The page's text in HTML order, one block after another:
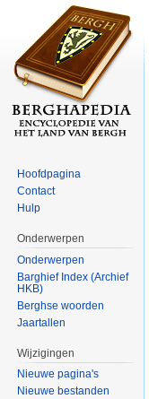
Hoofdpagina
Contact
Hulp
Onderwerpen
Onderwerpen
Barghief Index (Archief
HKB)
Berghse woorden
Jaartallen
Wijzigingen
Nieuwe pagina's
Nieuwe bestanden